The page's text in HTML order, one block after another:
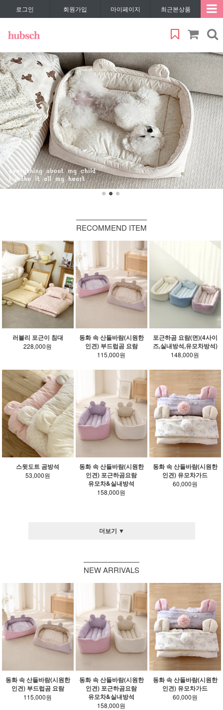
로그인 회원가입 마이페이지 최근본상품
RECOMMEND ITEM
러블리 포근이 침대
228,000원
동화 속 산들바람(시원한
인견) 부드럽곰 요람
115,000원
포근하곰 요람(면)(4사이
즈,실내방석,유모차방석)
148,000원
스윗도트 곰방석
53,000원
동화 속 산들바람(시원한
인견) 포근하곰요람
유모차&실내방석
158,000원
동화 속 산들바람(시원한
인견) 유모차가드
60,000원
더보기 ▼
NEW ARRIVALS
동화 속 산들바람(시원한
인견) 부드럽곰 요람
115,000원
동화 속 산들바람(시원한
인견) 포근하곰요람
유모차&실내방석
158,000원
동화 속 산들바람(시원한
인견) 유모차가드
60,000원